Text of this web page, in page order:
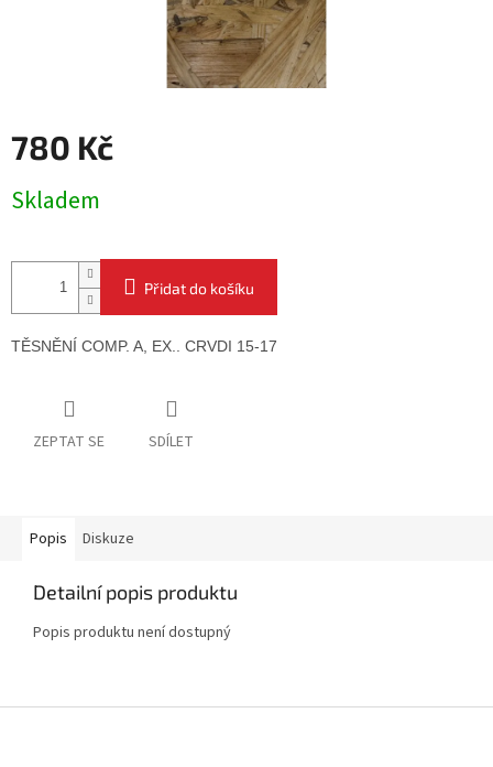
780 Kč
cena:
Skladem
Přidat do košíku
TĚSNĚNÍ COMP. A, EX.. CRVDI 15-17
ZEPTAT SE SDÍLET
Popis Diskuze
Detailní popis produktu
Popis produktu není dostupný